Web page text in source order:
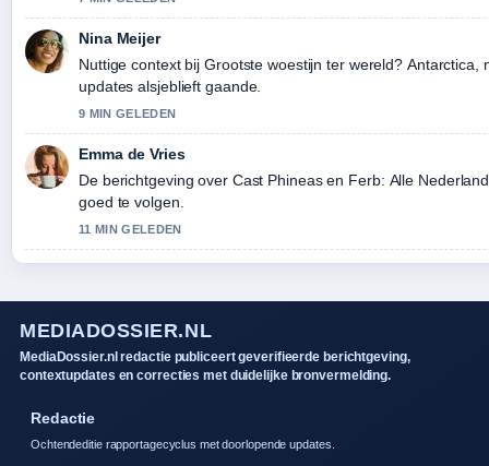
Nina Meijer
Nuttige context bij Grootste woestijn ter wereld? Antarctica,
updates alsjeblieft gaande.
9 MIN GELEDEN
Emma de Vries
De berichtgeving over Cast Phineas en Ferb: Alle
goed te volgen.
11 MIN GELEDEN
MEDIADOSSIER.NL
MediaDossier.nl redactie publiceert geverifieerde berichtgeving,
contextupdates en correcties met duidelijke bronvermelding.
Redactie
Ochtendeditie rapportagecyclus met doorlopende updates.